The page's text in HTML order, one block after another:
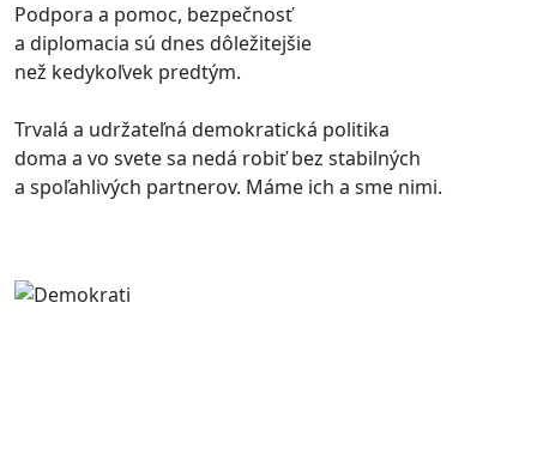
Podpora a pomoc, bezpečnosť
a diplomacia sú dnes dôležitejšie
než kedykoľvek predtým.
Trvalá a udržateľná demokratická politika
doma a vo svete sa nedá robiť bez stabilných
a spoľahlivých partnerov. Máme ich a sme nimi.